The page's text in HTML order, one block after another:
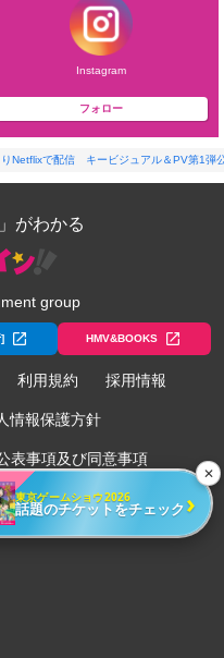
Instagram
フォロー
Netflixで配信 キービジュアル＆PV第1弾
がわかる
group
HMV&BOOKS
利用規約 採用情報
情報保護方針
表事項及び同意事項
信について
Inc.
✕
東京ゲームショウ2026
話題のチケットをチェック ›